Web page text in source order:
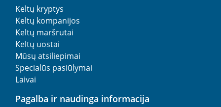
Keltų kryptys
Keltų kompanijos
Keltų maršrutai
Keltų uostai
Mūsų atsiliepimai
Specialūs pasiūlymai
Laivai
Pagalba ir naudinga informacija